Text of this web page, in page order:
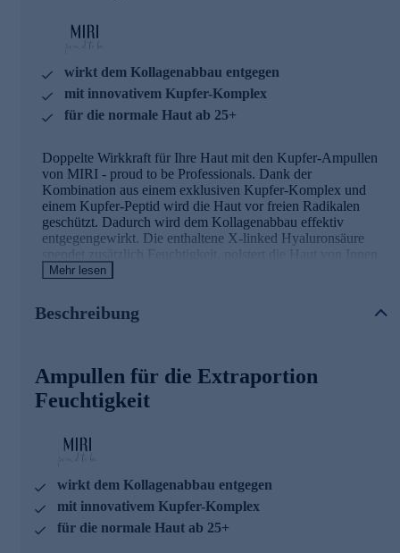
wirkt dem Kollagenabbau entgegen
mit innovativem Kupfer-Komplex
für die normale Haut ab 25+
Doppelte Wirkkraft für Ihre Haut mit den Kupfer-Ampullen
von MIRI - proud to be Professionals. Dank der
Kombination aus einem exklusiven Kupfer-Komplex und
einem Kupfer-Peptid wird die Haut vor freien Radikalen
geschützt. Dadurch wird dem Kollagenabbau effektiv
entgegengewirkt. Die enthaltene X-linked Hyaluronsäure
spendet zusätzlich Feuchtigkeit, polstert die Haut von Innen
auf und bewahrt ihre Elastizität. Die Haut erscheint glatter,
Rotalgen Extrak t: Rotalgen-Extrakt unterstützt den
Natural Moisturizing Factor (NMF), wodurch sich der
Feuchtigkeitshaushalt der Haut verbessert. Die
der Teint frischer.
Betain
Crosslinked Hyaluronsäure: Vernetzte Hyaluronsäure
unterscheidet sich von klassischer Hyaluronsäure in ihrer
Molekülstruktur durch Quervernetzungen zwischen den
Polysaccharidketten. Analog zur klassischen
Mehr lesen
Beschreibung
Ampullen für die Extraportion
Feuchtigkeit
wirkt dem Kollagenabbau entgegen
mit innovativem Kupfer-Komplex
für die normale Haut ab 25+